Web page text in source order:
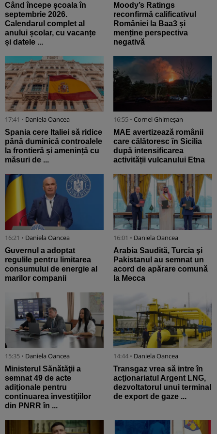
Când începe școala în
septembrie 2026.
Calendarul complet al
anului școlar, cu vacanțe
și datele ...
Moody’s Ratings
reconfirmă calificativul
României la Baa3 și
menține perspectiva
negativă
17:41 • Daniela Oancea
Spania cere Italiei să ridice
până duminică controalele
la frontieră și amenință cu
măsuri de ...
16:55 • Cornel Ghimeșan
MAE avertizează românii
care călătoresc în Sicilia
după intensificarea
activității vulcanului Etna
16:21 • Daniela Oancea
Guvernul a adoptat
regulile pentru limitarea
consumului de energie al
marilor companii
16:01 • Daniela Oancea
Arabia Saudită, Turcia şi
Pakistanul au semnat un
acord de apărare comună
la Mecca
15:35 • Daniela Oancea
Ministerul Sănătăţii a
semnat 49 de acte
adiţionale pentru
continuarea investiţiilor
din PNRR în ...
14:44 • Daniela Oancea
Transgaz vrea să intre în
acţionariatul Argent LNG,
dezvoltatorul unui terminal
de export de gaze ...